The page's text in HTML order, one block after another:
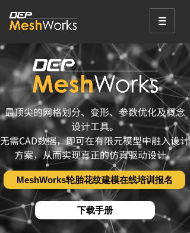
MeshWorks轮胎花纹建模在线培训报名
下载手册
最顶尖的网格划分、变形、参数优化及概念
设计工具。
无需CAD数据，即可在有限元模型中融入设计
方案，从而实现真正的仿真驱动设计。